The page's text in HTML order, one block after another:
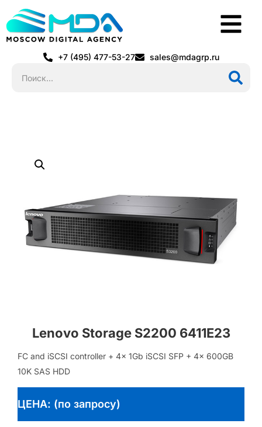
+7 (495) 477-53-27 sales@mdagrp.ru
Lenovo Storage S2200 6411E23
FC and iSCSI controller + 4x 1Gb iSCSI SFP + 4x 600GB
10K SAS HDD
ЦЕНА: (по запросу)